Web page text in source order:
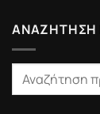
ΑΝΑΖΗΤΗΣΗ